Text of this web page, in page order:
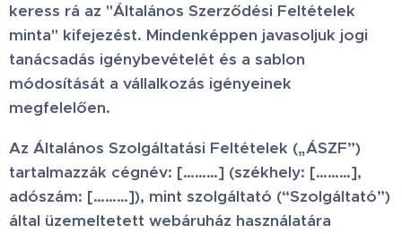
keress rá az "Általános Szerződési Feltételek
minta" kifejezést. Mindenképpen javasoljuk jogi
tanácsadás igénybevételét és a sablon
módosítását a vállalkozás igényeinek
megfelelően.
Az Általános Szolgáltatási Feltételek („ÁSZF”)
tartalmazzák cégnév: [………] (székhely: [………],
adószám: [………]), mint szolgáltató (“Szolgáltató”)
által üzemeltetett webáruház használatára